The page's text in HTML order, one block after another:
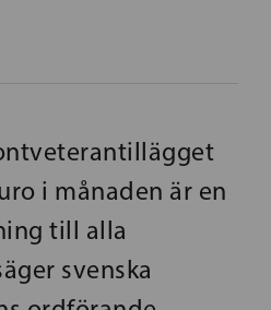
i månaden är en
till alla
svenska